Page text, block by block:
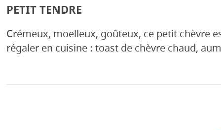
PETIT TENDRE
Crémeux, moelleux, goûteux, ce petit chèvre
régaler en cuisine : toast de chèvre chaud,